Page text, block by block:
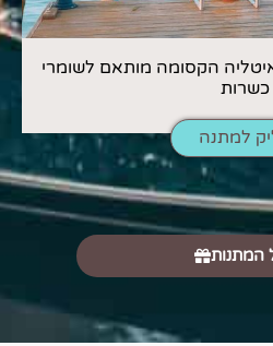
הקסומה מותאם לשומרי
כשרות
למתנה
המתנות